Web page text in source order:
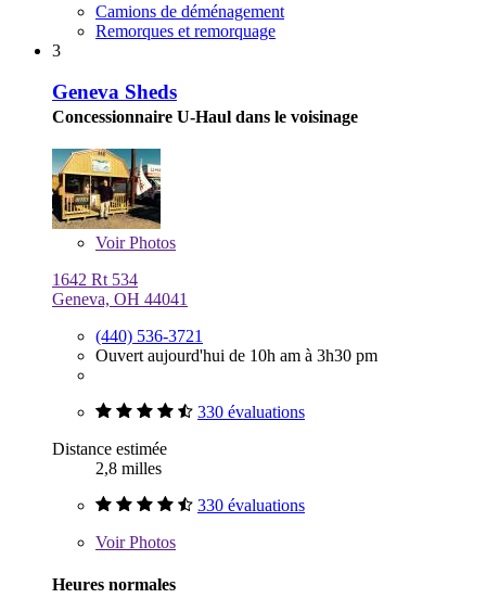
Camions de déménagement
Remorques et remorquage
3
Geneva Sheds
Concessionnaire U-Haul dans le voisinage
VoirPhotos
1642 Rt 534
Geneva, OH 44041
(440) 536-3721
Ouvert aujourd'hui de 10h am à 3h30 pm
330 évaluations
Distance estimée
2,8 milles
330 évaluations
VoirPhotos
Heures normales